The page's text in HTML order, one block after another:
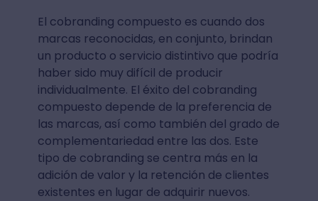
El cobranding compuesto es cuando dos
marcas reconocidas, en conjunto, brindan
un producto o servicio distintivo que podría
haber sido muy difícil de producir
individualmente. El éxito del cobranding
compuesto depende de la preferencia de
las marcas, así como también del grado de
complementariedad entre las dos. Este
tipo de cobranding se centra más en la
adición de valor y la retención de clientes
existentes en lugar de adquirir nuevos.